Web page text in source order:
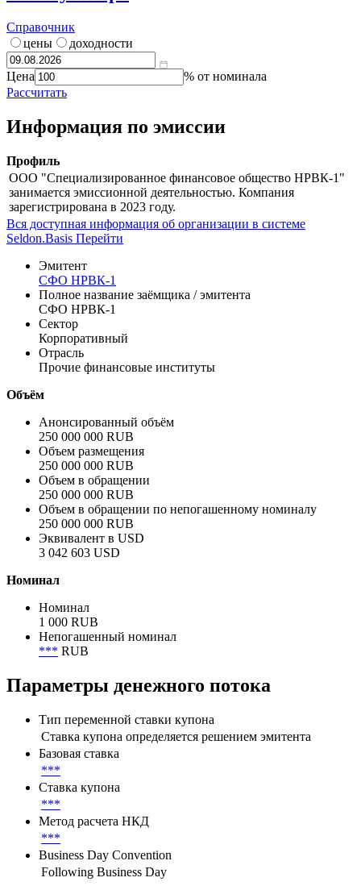
Калькулятор | Расчет от
калькулятор?
Справочник
цены
Цена
% от номинала
Информация по эмиссии
Профиль
ООО "Специализированное финансовое общество НРВК-1"
занимается эмиссионной деятельностью. Компания
зарегистрирована в 2023 году.
Вся доступная информация об организации в системе
Seldon.Basis Перейти
Эмитент
СФО НРВК-1
Полное название заёмщика / эмитента
СФО НРВК-1
Сектор
Корпоративный
Прочие финансовые институты
Объём
Анонсированный объём
250 000 000 RUB
Объем размещения
250 000 000 RUB
Объем в обращении
250 000 000 RUB
250 000 000 RUB
3 042 603 USD
Номинал
Непогашенный номинал
Параметры денежного потока
Тип переменной ставки купона
Ставка купона определяется решением эмитента
Базовая ставка
***
Ставка купона
***
Метод расчета НКД